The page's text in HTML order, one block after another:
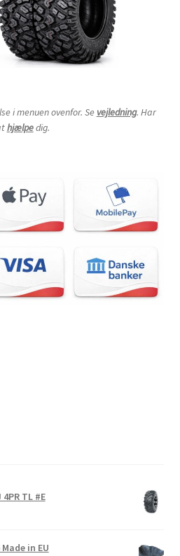
i menuen ovenfor. Se vejledning. Har
hjælpedig.
4PR TL #E
in EU